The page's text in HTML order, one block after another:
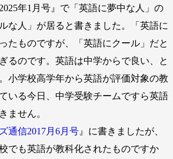
年1月号』で「英語に夢中な人」の
な人」が居ると書きました。「英語に
たものですが、「英語にクール」だと
るのです。英語は中学からで良い、と
小学校高学年から英語が評価対象の教
いる今日、中学受験チームですら英語
ません。
通信2017月6月号 』に書きましたが、
でも英語が教科化されたものですか